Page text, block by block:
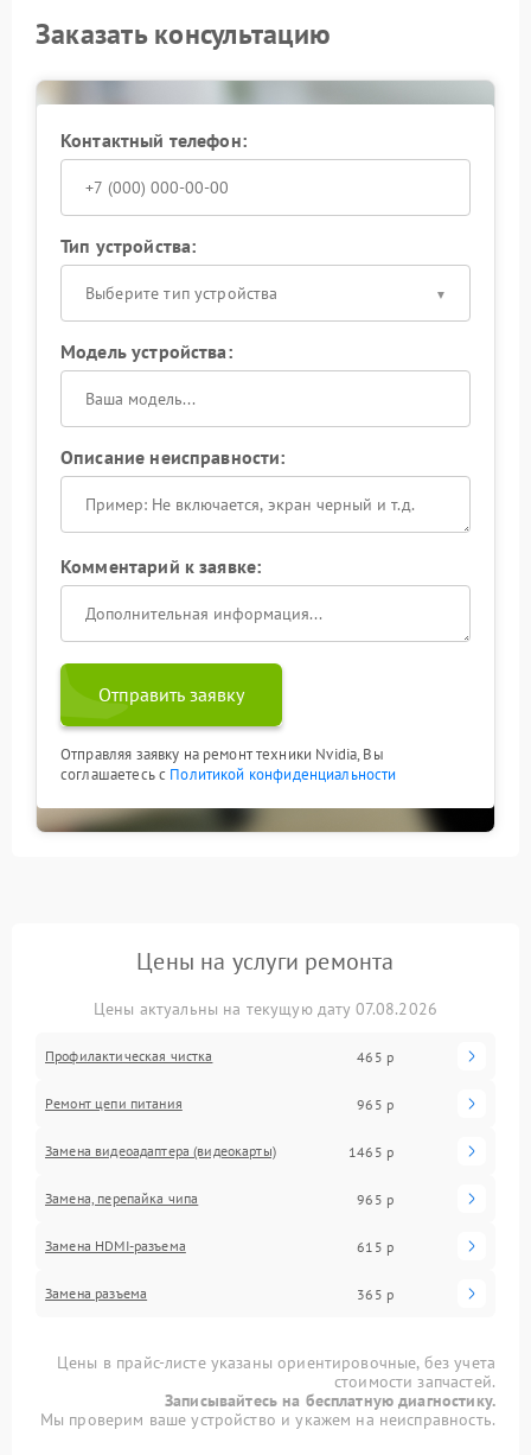
Заказать консультацию
Контактный телефон:
Тип устройства:
Выберите тип устройства
Модель устройства:
Описание неисправности:
Комментарий к заявке:
Отправить заявку
Отправляя заявку на ремонт техники Nvidia, Вы
соглашаетесь с Политикой конфиденциальности
Цены на услуги ремонта
Цены актуальны на текущую дату 07.08.2026
Профилактическая чистка 465 р
Ремонт цепи питания 965 р
Замена видеоадаптера (видеокарты) 1465 р
Замена, перепайка чипа 965 р
Замена HDMI-разъема 615 р
Замена разъема 365 р
Цены в прайс-листе указаны ориентировочные, без учета
стоимости запчастей.
Записывайтесь на бесплатную диагностику.
Мы проверим ваше устройство и укажем на неисправность.